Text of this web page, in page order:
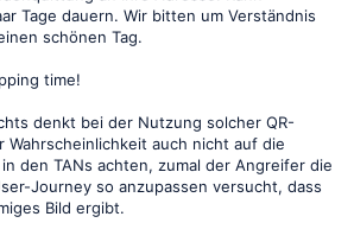
Tage dauern. Wir bitten um Verständnis
schönen Tag.
time!
denkt bei der Nutzung solcher QR-
Wahrscheinlichkeit auch nicht auf die
den TANs achten, zumal der Angreifer die
Journey so anzupassen versucht, dass
Bild ergibt.